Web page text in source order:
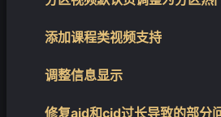
添加课程类视频支持
调整信息显示
修复aid和cid过长导致的部分